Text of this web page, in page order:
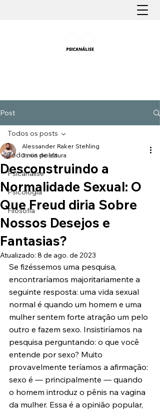
Post
Todos os posts
Psicanálise
Psicologia
Filosofia
Todos os posts
Desconstruindo a
Normalidade Sexual: O
Que Freud diria Sobre
Nossos Desejos e
Fantasias?
Alessander Raker Stehling
3 min de leitura
Atualizado: 8 de ago. de 2023
Se fizéssemos uma pesquisa,
encontraríamos majoritariamente a
seguinte resposta: uma vida sexual
normal é quando um homem e uma
mulher sentem forte atração um pelo
outro e fazem sexo. Insistiríamos na
pesquisa perguntando: o que você
entende por sexo? Muito
provavelmente teríamos a afirmação:
sexo é — principalmente — quando
o homem introduz o pênis na vagina
da mulher. Essa é a opinião popular,